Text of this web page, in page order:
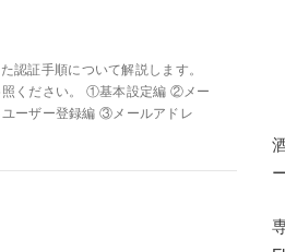
認証手順について解説します。
照ください。 ①基本設定編 ②メー
ーザー登録編 ③メールアドレ